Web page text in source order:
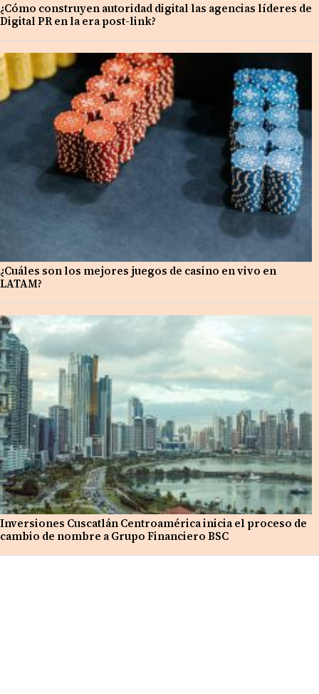
¿Cómo construyen autoridad digital las agencias líderes de
Digital PR en la era post-link?
¿Cuáles son los mejores juegos de casino en vivo en
LATAM?
Inversiones Cuscatlán Centroamérica inicia el proceso de
cambio de nombre a Grupo Financiero BSC